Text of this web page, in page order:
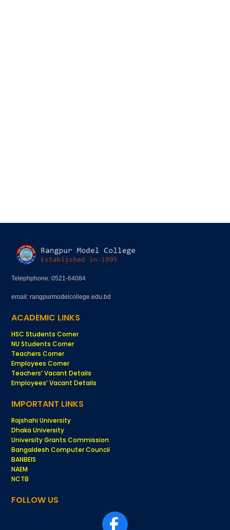
Telephphone: 0521-64084
email: rangpurmodelcollege.edu.bd
ACADEMIC LINKS
HSC Students Corner
NU Students Corner
Teachers Corner
Employees Corner
Teachers’ Vacant Details
Employees’ Vacant Details
IMPORTANT LINKS
Rajshahi University
Dhaka University
University Grants Commission
Bangaldesh Computer Council
BANBEIS
NAEM
NCTB
FOLLOW US